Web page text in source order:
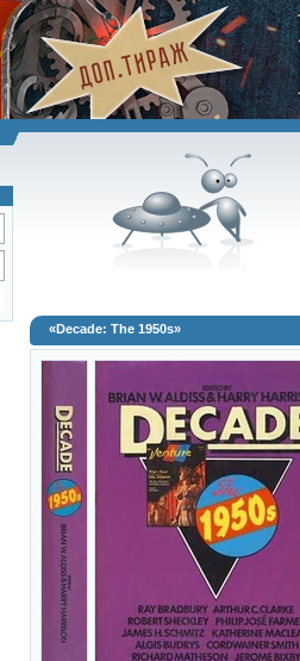
«Decade: The 1950s»